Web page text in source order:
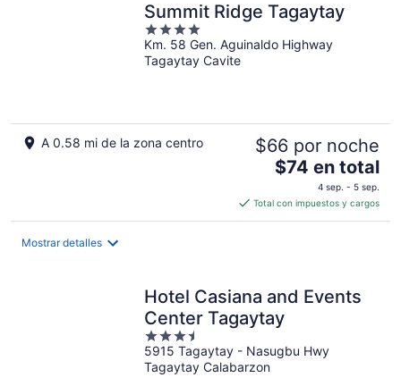
-
ago
Summit Ridge Tagaytay
4
out
of
Km. 58 Gen. Aguinaldo Highway
Tagaytay Cavite
A 0.58 mi de la zona centro $66 por noche
El
es
de
por
noche
$74 en total
4 sep. - 5 sep.
Total con impuestos y cargos
Mostrar detalles
Hotel Casiana and Events
Center Tagaytay
3.5
out
of
5915 Tagaytay - Nasugbu Hwy
Tagaytay Calabarzon